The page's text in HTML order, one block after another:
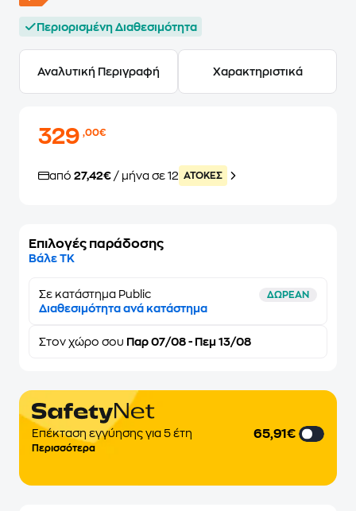
Περιορισμένη Διαθεσιμότητα
Αναλυτική Περιγραφή Χαρακτηριστικά
329,00€
από 27,42€ / μήνα σε 12 ATOKEΣ
Επιλογές παράδοσης
Βάλε ΤΚ
Σε κατάστημα Public ΔΩΡΕΑΝ
Διαθεσιμότητα ανά κατάστημα
Στον χώρο σου Παρ 07/08 - Πεμ 13/08
Eπέκταση εγγύησης για 5 έτη
Περισσότερα
65,91€